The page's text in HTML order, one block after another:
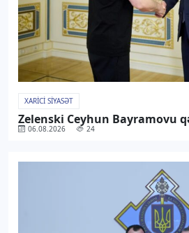
XARICI SIYASƏT
Zelenski Ceyhun Bayramovu
06.08.2026 24